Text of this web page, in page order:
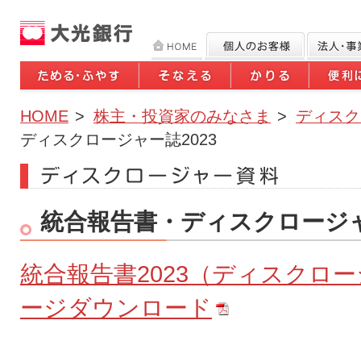
HOME > 株主・投資家のみなさま > ディス
ディスクロージャー誌2023
統合報告書・ディスクロージ
統合報告書2023（ディスクロ
ージダウンロード